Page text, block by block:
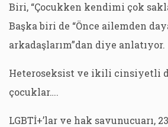
Biri, “Çocukken kendimi çok
Başka biri de “Önce ailemden
arkadaşlarım”dan diye anlatıyor.
Heteroseksist ve ikili cinsiyetli
çocuklar….
LGBTİ+’lar ve hak savunucuarı,